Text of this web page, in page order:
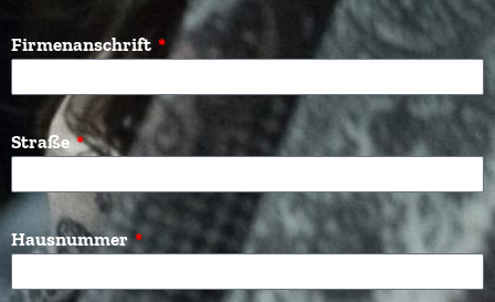
Firmenanschrift
Straße
Hausnummer